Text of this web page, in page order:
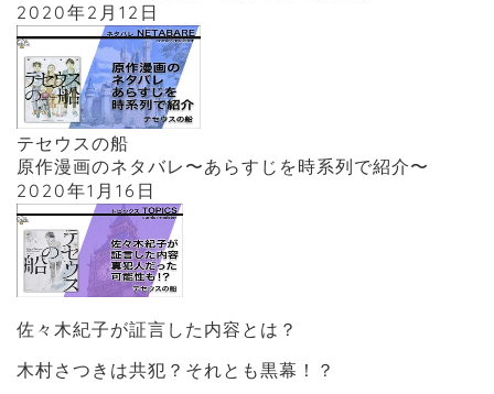
2020年2月12日
テセウスの船
原作漫画のネタバレ〜あらすじを時系列で紹介〜
2020年1月16日
佐々木紀子が証言した内容とは？
木村さつきは共犯？それとも黒幕！？